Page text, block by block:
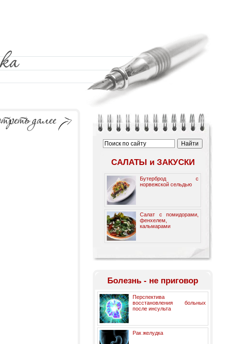
САЛАТЫ и ЗАКУСКИ
Бутерброд с
норвежской сельдью
Салат с помидорами,
фенхелем,
кальмарами
Болезнь - не приговор
Перспектива
восстановления больных
после инсульта
Рак желудка